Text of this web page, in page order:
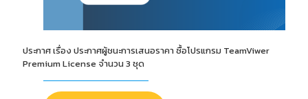
ประกาศ เรื่อง ประกาศผู้ชนะการเสนอราคา ซื้อโปรแกรม TeamViwer
Premium License จำนวน 3 ชุด